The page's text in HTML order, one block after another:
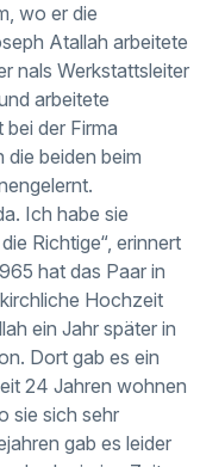
wo er die
Atallah arbeitete
nals Werkstattsleiter
arbeitete
der Firma
beiden beim
Ich habe sie
Richtige“, erinnert
hat das Paar in
Hochzeit
ein Jahr später in
Dort gab es ein
24 Jahren wohnen
sie sich sehr
gab es leider